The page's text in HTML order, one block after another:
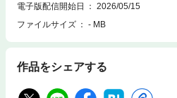
電子版配信開始日
2026/05/15
ファイルサイズ
- MB
作品をシェアする